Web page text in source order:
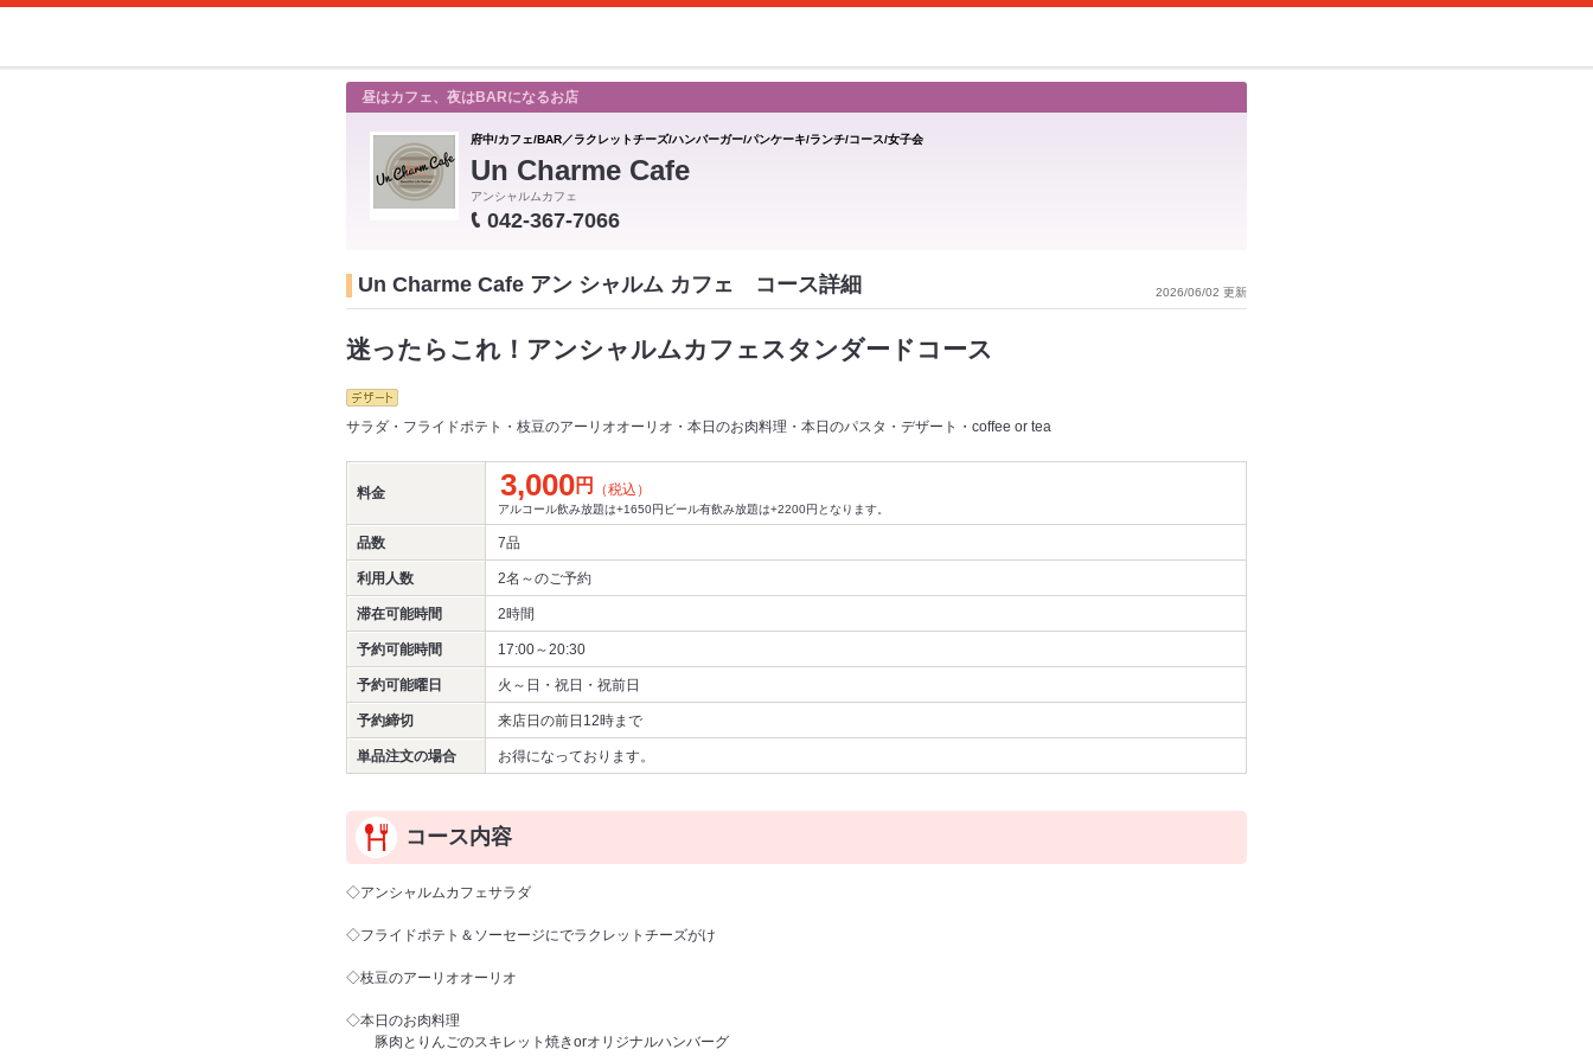
昼はカフェ、夜はBARになるお店
府中/カフェ/BAR／ラクレットチーズ/ハンバーガー/パンケーキ/ランチ/コース/女子会
Un Charme Cafe
アンシャルムカフェ
042-367-7066
2026/06/02 更新
Un Charme Cafe アン シャルム カフェ コース詳細
迷ったらこれ！アンシャルムカフェスタンダードコース
サラダ・フライドポテト・枝豆のアーリオオーリオ・本日のお肉料理・本日のパスタ・デザート・coffee or tea
料金 3,000円 （税込）
アルコール飲み放題は+1650円ビール有飲み放題は+2200円となります。
品数 7品
利用人数 2名～のご予約
滞在可能時間 2時間
予約可能時間 17:00～20:30
予約可能曜日 火～日・祝日・祝前日
予約締切 来店日の前日12時まで
単品注文の場合 お得になっております。
コース内容
◇アンシャルムカフェサラダ
◇フライドポテト＆ソーセージにでラクレットチーズがけ
◇枝豆のアーリオオーリオ
◇本日のお肉料理
豚肉とりんごのスキレット焼きorオリジナルハンバーグ